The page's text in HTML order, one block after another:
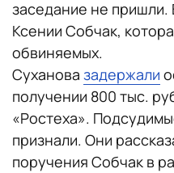
заседание не пришли.
Ксении Собчак,
обвиняемых.
Суханова задержали
получении 800 тыс.
«Ростеха».
признали. Они
поручения Собчак в